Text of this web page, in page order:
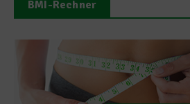
BMI-Rechner